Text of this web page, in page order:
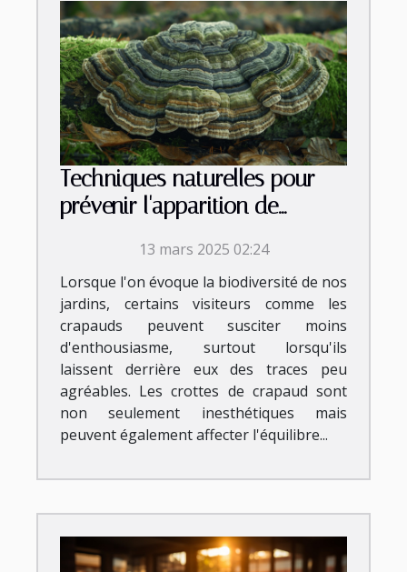
Techniques naturelles pour
prévenir l'apparition de
13 mars 2025 02:24
Lorsque l'on évoque la biodiversité de nos
jardins, certains visiteurs comme les
crapauds peuvent susciter moins
d'enthousiasme, surtout lorsqu'ils
laissent derrière eux des traces peu
agréables. Les crottes de crapaud sont
non seulement inesthétiques mais
peuvent également affecter l'équilibre...